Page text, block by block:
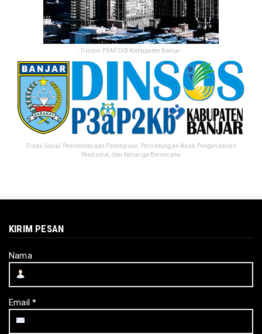
- Dinsos P3AP2KB Kabupaten Banjar -
Dinas Sosial Pemberdayaan Perempuan, Perlindungan Anak, Pengendalian
Penduduk, dan Keluarga Berencana
KIRIM PESAN
Nama
Email*